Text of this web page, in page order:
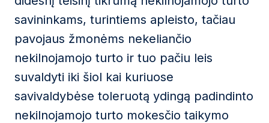
savininkams, turintiems apleisto, tačiau
pavojaus žmonėms nekeliančio
nekilnojamojo turto ir tuo pačiu leis
suvaldyti iki šiol kai kuriuose
savivaldybėse toleruotą ydingą padindinto
nekilnojamojo turto mokesčio taikymo